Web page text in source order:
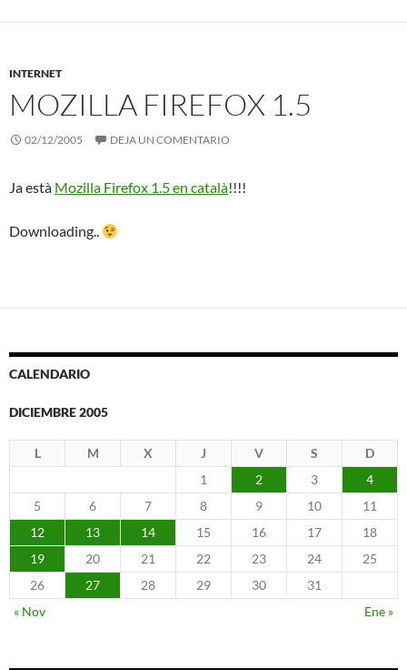
INTERNET
MOZILLA FIREFOX 1.5
02/12/2005 DEJA UN COMENTARIO
Ja està Mozilla Firefox 1.5 en català!!!!
Downloading..
CALENDARIO
DICIEMBRE 2005
L M X J V S
D
1
2 3
4
5
6 7 8 9 10
11
12
13 14 15 16 17
18
19
20 21 22 23 24
25
26
27 28 29 30
31
« Nov
Ene »